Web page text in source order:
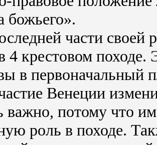
божьего».
части своей
4 крестовом походе.
в первоначальный
Венеции
важно, потому что
роль в походе.